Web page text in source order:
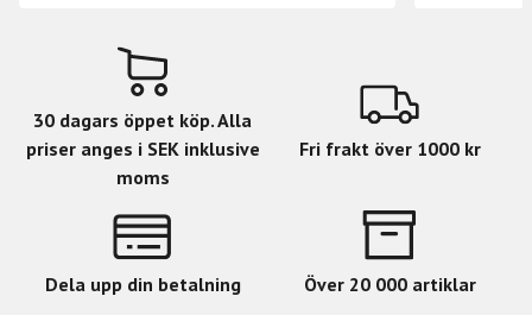
30 dagars öppet köp. Alla
priser anges i SEK inklusive
moms
Fri frakt över 1000 kr
Dela upp din betalning Över 20 000 artiklar